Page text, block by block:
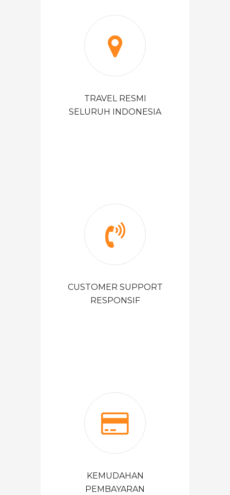
TRAVEL RESMI
SELURUH INDONESIA
CUSTOMER SUPPORT
RESPONSIF
KEMUDAHAN
PEMBAYARAN